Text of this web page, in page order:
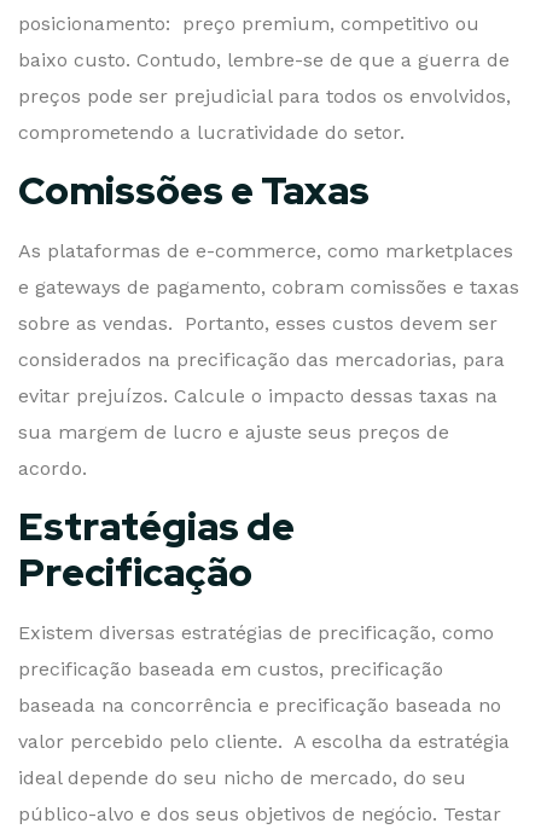
posicionamento: preço premium, competitivo ou
baixo custo. Contudo, lembre-se de que a guerra de
preços pode ser prejudicial para todos os envolvidos,
comprometendo a lucratividade do setor.
Comissões e Taxas
As plataformas de e-commerce, como marketplaces
e gateways de pagamento, cobram comissões e taxas
sobre as vendas. Portanto, esses custos devem ser
considerados na precificação das mercadorias, para
evitar prejuízos. Calcule o impacto dessas taxas na
sua margem de lucro e ajuste seus preços de
acordo.
Estratégias de
Precificação
Existem diversas estratégias de precificação, como
precificação baseada em custos, precificação
baseada na concorrência e precificação baseada no
valor percebido pelo cliente. A escolha da estratégia
ideal depende do seu nicho de mercado, do seu
público-alvo e dos seus objetivos de negócio. Testar